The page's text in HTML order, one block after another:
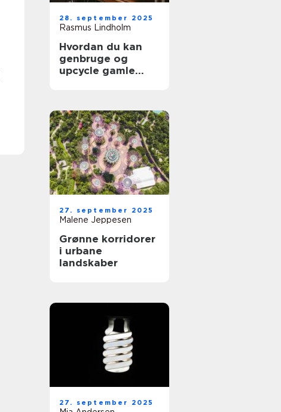
28. september 2025
Rasmus Lindholm
Hvordan du kan
genbruge og
upcycle gamle
27. september 2025
Malene Jeppesen
Grønne korridorer
i urbane
landskaber
27. september 2025